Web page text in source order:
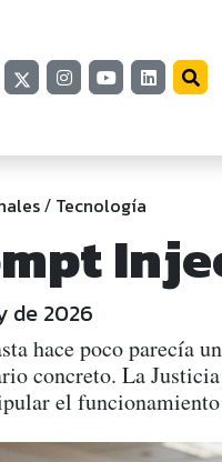
/ Tecnología
de 2026
hace poco parecía
concreto. La
el